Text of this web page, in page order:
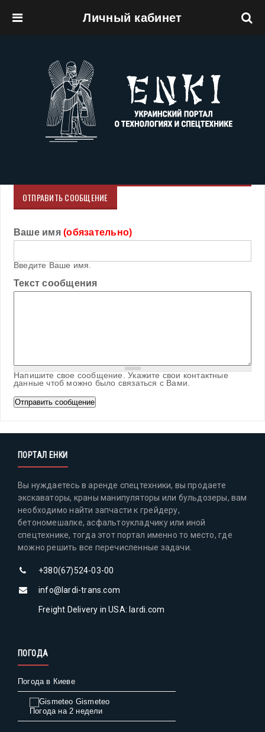
Личный кабинет
ОТПРАВИТЬ СООБЩЕНИЕ
Ваше имя(обязательно)
Введите Ваше имя.
Текст сообщения
Напишите свое сообщение. Укажите свои контактные
данные чтоб можно было связаться с Вами.
ПОРТАЛ ЕНКИ
Вы нуждаетесь в аренде спецтехники, вы продаете
экскаваторы, краны манипуляторы или бульдозеры, вам
необходимо найти запчасти к грейдеру,
бетономешалке, асфальтоукладчику или иной
спецтехнике, тогда этот портал именно то место, где
можно решить все перечисленные задачи.
+380(67)524-03-00
info@lardi-trans.com
Freight Delivery in USA: lardi.com
ПОГОДА
Погода в Киеве
Gismeteo
Погода на 2 недели